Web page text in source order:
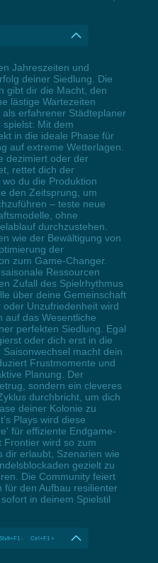
Jahreszeiten und
deiner Siedlung. Die
gibt dir die Macht, den
lästige Wartezeiten
erfahrener Städteplaner
Mit dem
in die ideale Phase für
auf extreme Wetterlagen.
dezimiert oder der
rettet dich der
du die Produktion
den Zeitsprung, um
– teste neue
ohne
durchzustehen.
wie der Bewältigung von
der
zum Game-Changer.
Ressourcen
Zufall des Spielrhythmus
über deine Gemeinschaft
Unzufriedenheit wird
auf das Wesentliche
perfekten Siedlung. Egal
oder dich erst in die
macht dein
Frustmomente und
Planung. Der
sondern ein cleveres
durchbricht, um dich
deiner Kolonie zu
Plays wird diese
für effiziente Endgame-
Frontier wird so zum
dir erlaubt, Szenarien wie
gezielt zu
Die Community feiert
für den Aufbau resilienter
in deinem Spielstil
- Ctrl+F1 +